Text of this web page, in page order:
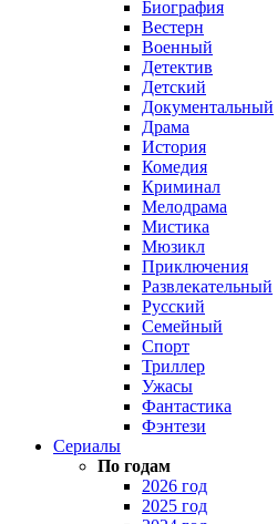
Биография
Вестерн
Военный
Детектив
Детский
Документальный
Драма
История
Комедия
Криминал
Мелодрама
Мистика
Мюзикл
Приключения
Развлекательный
Русский
Семейный
Спорт
Триллер
Ужасы
Фантастика
Фэнтези
Сериалы
По годам
2026 год
2025 год